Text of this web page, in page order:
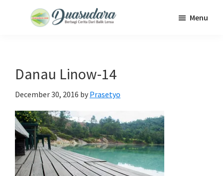
Balik
Lensa
Menu
Danau Linow-14
December 30, 2016 by Prasetyo